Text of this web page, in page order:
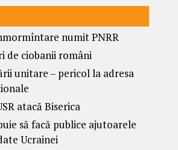
numit PNRR
de ciobanii români
unitare – pericol la adresa
atacă Biserica
să facă publice ajutoarele
Ucrainei